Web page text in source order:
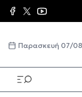
Παράκαμψη προς το
Παρασκευή 07/